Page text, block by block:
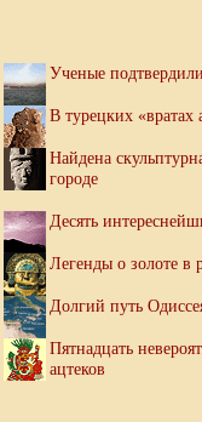
Ученые
В турецких
Найдена
городе
Десять
Легенды о золоте в
Долгий путь
Пятнадцать
ацтеков